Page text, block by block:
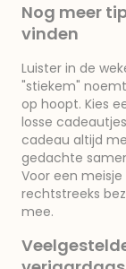
Nog meer
vinden
Luister in de
"stiekem"
op hoopt. Kies
losse
cadeau altijd
gedachte
Voor een
rechtstreeks
mee.